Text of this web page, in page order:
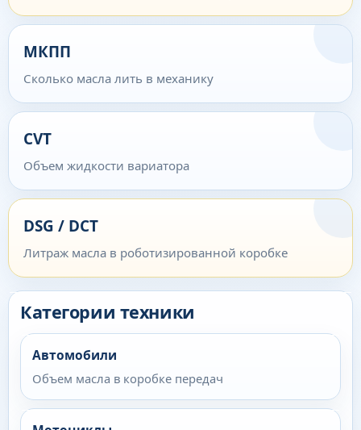
МКПП
Сколько масла лить в механику
CVT
Объем жидкости вариатора
DSG / DCT
Литраж масла в роботизированной коробке
Категории техники
Автомобили
Объем масла в коробке передач